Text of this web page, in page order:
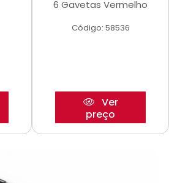
6 Gavetas Vermelho
Código: 58536
Ver
preço